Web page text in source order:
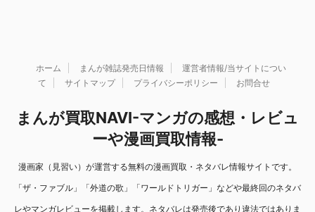
ホーム まんが雑誌発売日情報
運営者情報/当サイトについ
て
サイトマップ プライバシーポリシー お問合せ
まんが買取NAVI-マンガの感想・レビュ
ーや漫画買取情報-
漫画家（見習い）が運営する無料の漫画買取・ネタバレ情報サイトです。
「ザ・ファブル」「外道の歌」「ワールドトリガー」などや最終回のネタバ
レやマンガレビューを掲載します。ネタバレは発売後であり違法ではありま